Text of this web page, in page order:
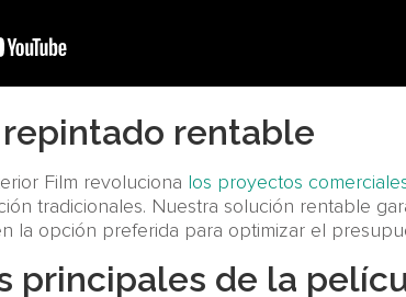
rentable
Film revoluciona los proyectos
tradicionales. Nuestra solución rentable
la opción preferida para optimizar el
principales de la